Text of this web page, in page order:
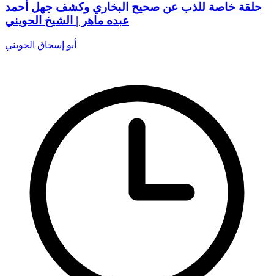
حلقة خاصة للذب عن صحيح البخاري وكشف جهل أحمد
عبده ماهر | الشيخ الحويني
أبو إسحاق الحويني